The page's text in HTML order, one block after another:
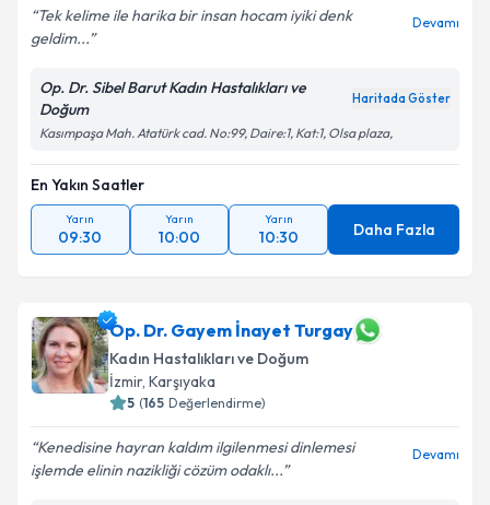
Kişisel verilerimin işlenmesine ilişkinAydınlatma
Takvim Talebini Gönder
Tek kelime ile harika bir insan hocam iyiki denk
geldim...
Devamı
Op. Dr. Sibel Barut Kadın Hastalıkları ve
Doğum
Haritada Göster
Kasımpaşa Mah. Atatürk cad. No:99, Daire:1, Kat:1, Olsa plaza,
En Yakın Saatler
Yarın
09:30
Yarın
10:00
Yarın
10:30 Daha Fazla
Op. Dr. Gayem İnayet Turgay
Kadın Hastalıkları ve Doğum
İzmir, Karşıyaka
5 (165 Değerlendirme)
Kenedisine hayran kaldım ilgilenmesi dinlemesi
işlemde elinin nazikliği cözüm odaklı...
Devamı